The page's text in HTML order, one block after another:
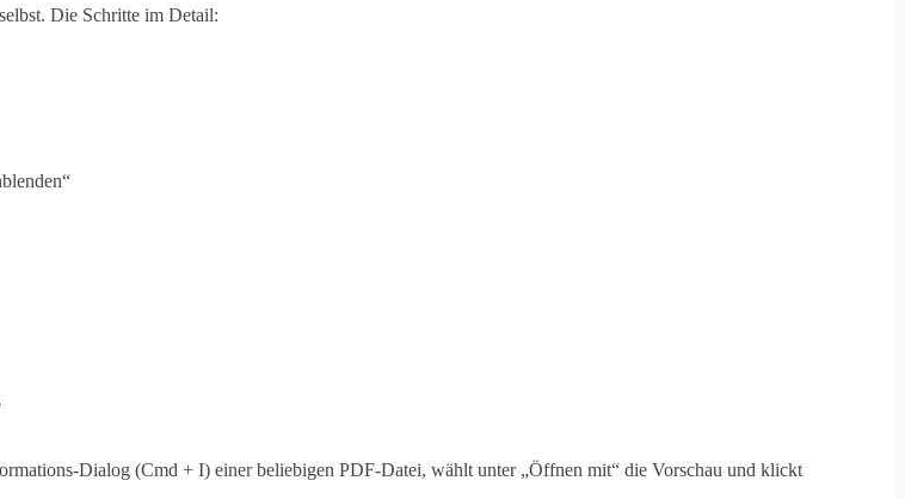
Die Schritte im Detail:
Dialog (Cmd + I) einer beliebigen PDF-Datei, wählt unter „Öffnen mit“ die Vorschau und klickt